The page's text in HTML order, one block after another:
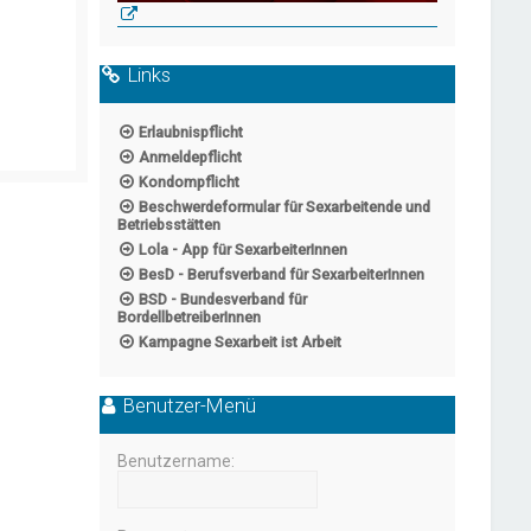
Links
Erlaubnispflicht
Anmeldepflicht
Kondompflicht
Beschwerdeformular für Sexarbeitende und
Betriebsstätten
Lola - App für SexarbeiterInnen
BesD - Berufsverband für SexarbeiterInnen
BSD - Bundesverband für
BordellbetreiberInnen
Kampagne Sexarbeit ist Arbeit
Benutzer-Menü
Benutzername: